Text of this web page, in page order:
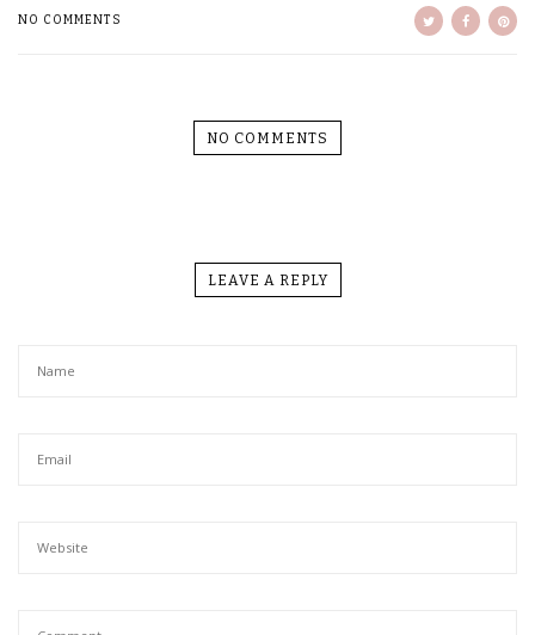
NO COMMENTS
NO COMMENTS
LEAVE A REPLY